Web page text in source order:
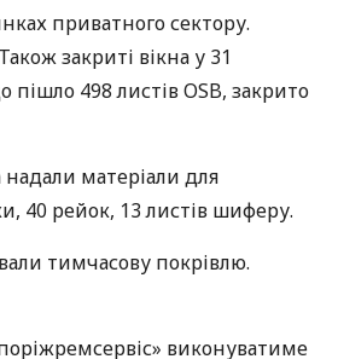
приватного сектору.
закриті вікна у 31
498 листів OSB, закрито
матеріали для
40 рейок, 13 листів шиферу.
тимчасову покрівлю.
виконуватиме